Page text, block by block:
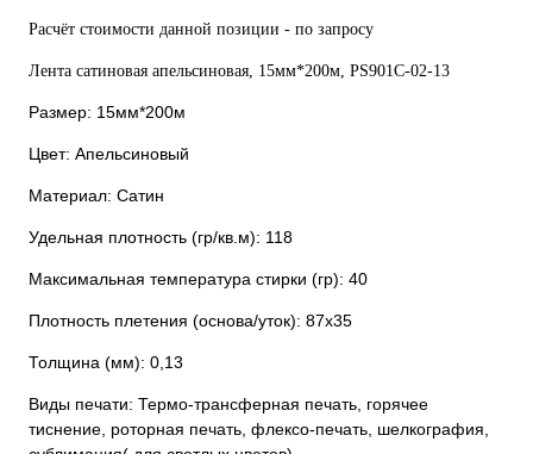
Расчёт стоимости данной позиции - по запросу
Лента сатиновая апельсиновая, 15мм*200м, PS901С-02-13
Размер: 15мм*200м
Цвет: Апельсиновый
Материал: Сатин
Удельная плотность (гр/кв.м): 118
Максимальная температура стирки (гр): 40
Плотность плетения (основа/уток): 87х35
Толщина (мм): 0,13
Виды печати: Термо-трансферная печать, горячее
тиснение, роторная печать, флексо-печать, шелкография,